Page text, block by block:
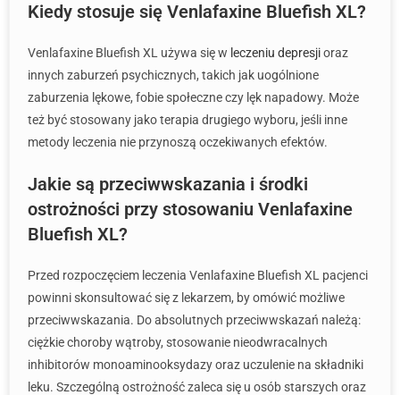
Kiedy stosuje się Venlafaxine Bluefish XL?
Venlafaxine Bluefish XL używa się w leczeniu depresjioraz
innych zaburzeń psychicznych, takich jak uogólnione
zaburzenia lękowe, fobie społeczne czy lęk napadowy. Może
też być stosowany jako terapia drugiego wyboru, jeśli inne
metody leczenia nie przynoszą oczekiwanych efektów.
Jakie są przeciwwskazania i środki
ostrożności przy stosowaniu Venlafaxine
Bluefish XL?
Przed rozpoczęciem leczenia Venlafaxine Bluefish XL pacjenci
powinni skonsultować się z lekarzem, by omówić możliwe
przeciwwskazania. Do absolutnych przeciwwskazań należą:
ciężkie choroby wątroby, stosowanie nieodwracalnych
inhibitorów monoaminooksydazy oraz uczulenie na składniki
leku. Szczególną ostrożność zaleca się u osób starszych oraz